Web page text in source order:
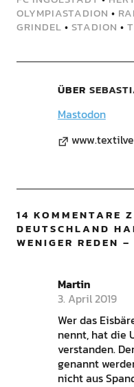
OLYMPIASTADION •
GRINDEL • STADION •
ÜBER
Mastodon
14 KOMMENTARE
DEUTSCHLAND
WENIGER REDEN
Martin
3. April 2019
Wer das
nennt, hat die
verstanden.
genannt
nicht aus